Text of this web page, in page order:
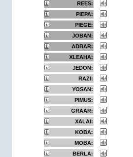
REES:
PIEPA:
PIEGE:
JOBAN:
ADBAR:
XLEAHA:
JEDON:
RAZI:
YOSAN:
PIMUS:
GRAAR:
XALAI:
KOBA:
MOBA:
BERLA: